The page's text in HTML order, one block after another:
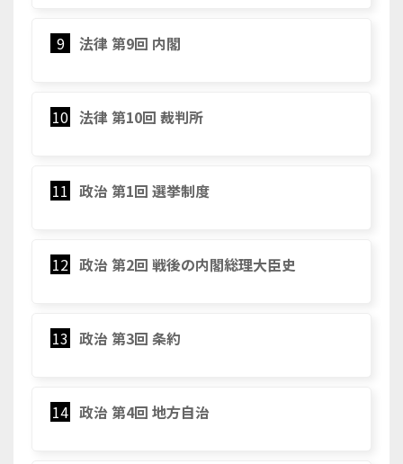
9 法律 第9回 内閣
10 法律 第10回 裁判所
11 政治 第1回 選挙制度
12 政治 第2回 戦後の内閣総理大臣史
13 政治 第3回 条約
14 政治 第4回 地方自治